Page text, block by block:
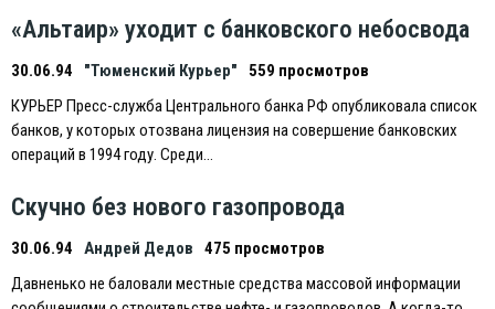
«Альтаир» уходит с банковского небосвода
30.06.94 "Тюменский Курьер"
559 просмотров
КУРЬEР Пресс-служба Центрального банка РФ опубликовала список
банков, у которых отозвана лицензия на совершение банковских
операций в 1994 году. Среди…
Скучно без нового газопровода
30.06.94 Андрей Дедов
475 просмотров
Давненько не баловали местные средства массовой информации